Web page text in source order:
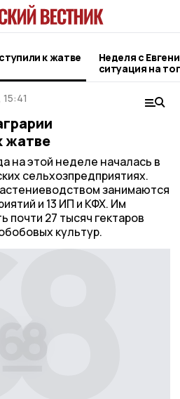
к жатве
Неделя с
ситуация на
городе и
жатве
на этой неделе началась в
сельхозпредприятиях.
занимаются
и 13 ИП и КФХ. Им
почти 27 тысяч гектаров
культур.